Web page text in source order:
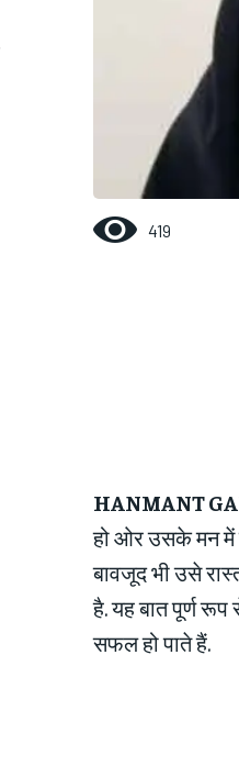
419
HANMANT
हो ओर उसके मन में
बावजूद भी उसे
है. यह बात पूर्ण
सफल हो पाते हैं.